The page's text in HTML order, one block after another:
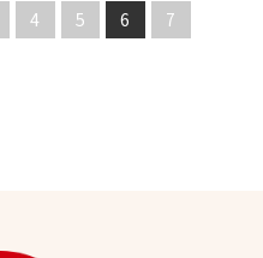
4 5 6 7